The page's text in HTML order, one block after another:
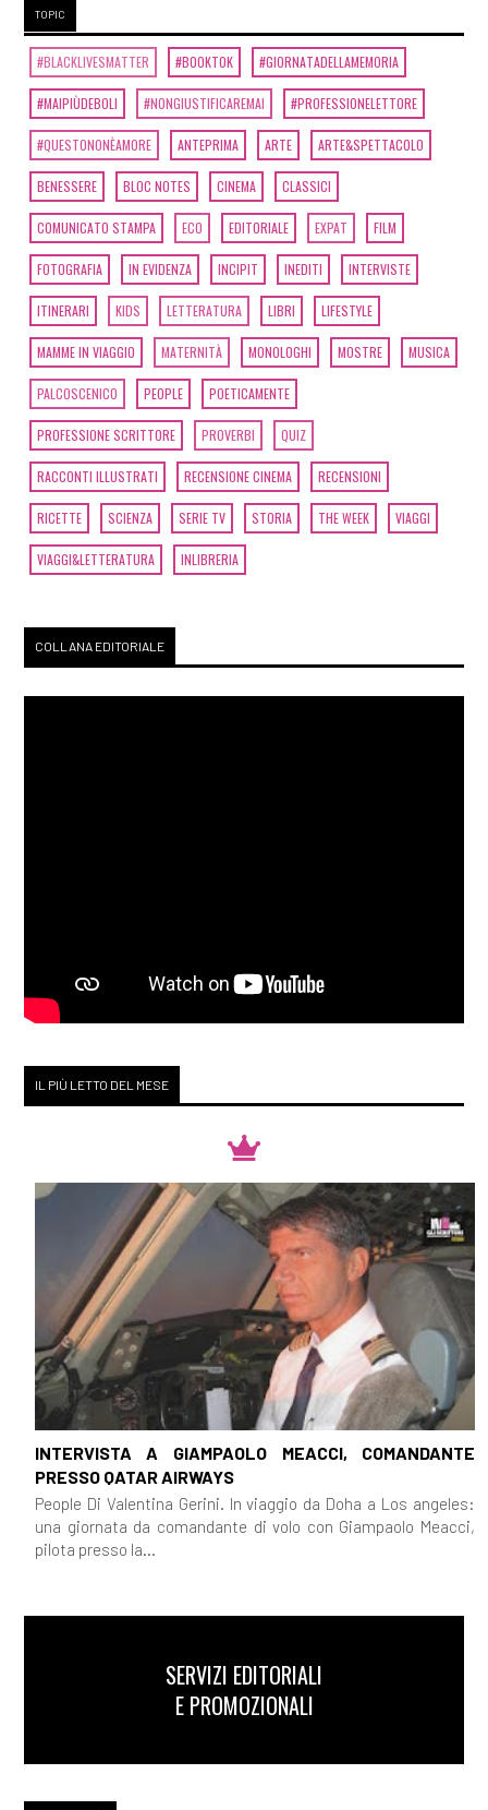
TOPIC
#BLACKLIVESMATTER #BOOKTOK #GIORNATADELLAMEMORIA
#MAIPIÙDEBOLI #NONGIUSTIFICAREMAI #PROFESSIONELETTORE
#QUESTONONÈAMORE ANTEPRIMA ARTE ARTE&SPETTACOLO
BENESSERE BLOC NOTES CINEMA CLASSICI
COMUNICATO STAMPA ECO EDITORIALE EXPAT FILM
FOTOGRAFIA IN EVIDENZA INCIPIT INEDITI INTERVISTE
ITINERARI KIDS LETTERATURA LIBRI LIFESTYLE
MAMME IN VIAGGIO MATERNITÀ MONOLOGHI MOSTRE MUSICA
PALCOSCENICO PEOPLE POETICAMENTE
PROFESSIONE SCRITTORE PROVERBI QUIZ
RACCONTI ILLUSTRATI RECENSIONE CINEMA RECENSIONI
RICETTE SCIENZA SERIE TV STORIA THE WEEK VIAGGI
VIAGGI&LETTERATURA INLIBRERIA
COLLANA EDITORIALE
IL PIÙ LETTO DEL MESE
INTERVISTA A GIAMPAOLO MEACCI, COMANDANTE
PRESSO QATAR AIRWAYS
People Di Valentina Gerini. In viaggio da Doha a Los angeles:
una giornata da comandante di volo con Giampaolo Meacci,
pilota presso la...
SERVIZI EDITORIALI
E PROMOZIONALI